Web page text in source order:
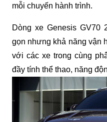
mỗi chuyến hành trình.
Dòng xe Genesis GV70
gọn nhưng khả năng vận
với các xe trong cùng
đầy tính thể thao, năng